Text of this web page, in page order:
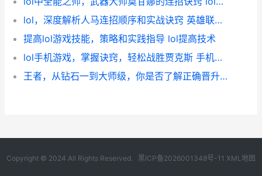
lol，深度解析人马连招顺序和实战诀窍 英雄联盟rengar
提高lol游戏技能，策略和实践指导 lol提高技术
lol手机游戏，掌握诀窍，轻松战胜贾克斯 手机掌上英雄联盟叫什么
王者，从钻石一到大师级，你是否了解正确晋升途径 王者从钻石到荣耀多少钱
Copyright © 2024 All Rights Reserved. 黑ICP备2026001348号-11 XML地图